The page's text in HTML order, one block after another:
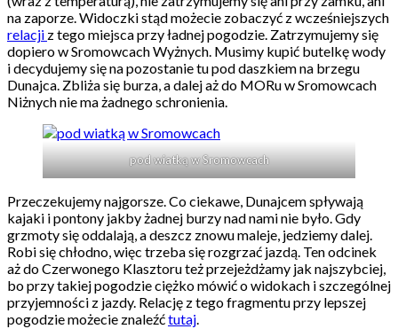
na zaporze. Widoczki stąd możecie zobaczyć z wcześniejszych
relacji z tego miejsca przy ładnej pogodzie. Zatrzymujemy się
dopiero w Sromowcach Wyżnych. Musimy kupić butelkę wody
i decydujemy się na pozostanie tu pod daszkiem na brzegu
Dunajca. Zbliża się burza, a dalej aż do MORu w Sromowcach
Niżnych nie ma żadnego schronienia.
pod wiatką w Sromowcach
Przeczekujemy najgorsze. Co ciekawe, Dunajcem spływają
kajaki i pontony jakby żadnej burzy nad nami nie było. Gdy
grzmoty się oddalają, a deszcz znowu maleje, jedziemy dalej.
Robi się chłodno, więc trzeba się rozgrzać jazdą. Ten odcinek
aż do Czerwonego Klasztoru też przejeżdżamy jak najszybciej,
bo przy takiej pogodzie ciężko mówić o widokach i szczególnej
przyjemności z jazdy. Relację z tego fragmentu przy lepszej
pogodzie możecie znaleźćtutaj.